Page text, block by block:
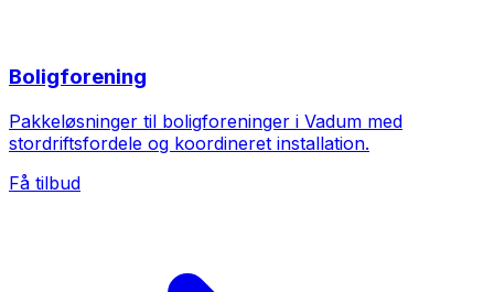
Boligforening
Pakkeløsninger til boligforeninger i Vadum med
stordriftsfordele og koordineret installation.
Få tilbud